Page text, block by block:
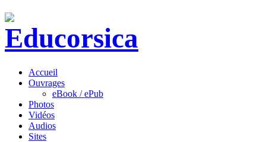
Accueil
Ouvrages
eBook / ePub
Photos
Vidéos
Audios
Sites